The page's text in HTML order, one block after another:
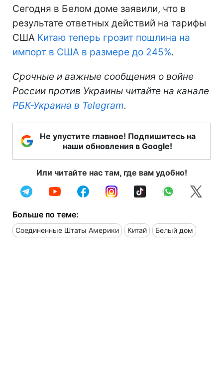
Сегодня в Белом доме заявили, что в
результате ответных действий на тарифы
США Китаю теперь грозит пошлина на
импорт в США в размере до 245%.
Срочные и важные сообщения о войне
России против Украины читайте на канале
РБК-Украина в Telegram.
Не упустите главное! Подпишитесь на
наши обновления в Google!
Или читайте нас там, где вам удобно!
Больше по теме:
Соединенные Штаты Америки Китай Белый дом